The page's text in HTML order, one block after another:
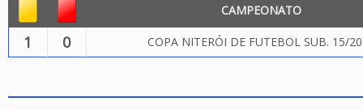
CAMPEONATO
1 0 COPA NITERÓI DE FUTEBOL SUB. 15/